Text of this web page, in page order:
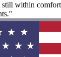
within